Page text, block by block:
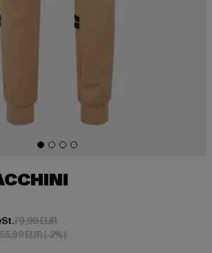
56,79 EUR
79,99 EURAktionspreis: 79,99 EUR
EUR(-2%)